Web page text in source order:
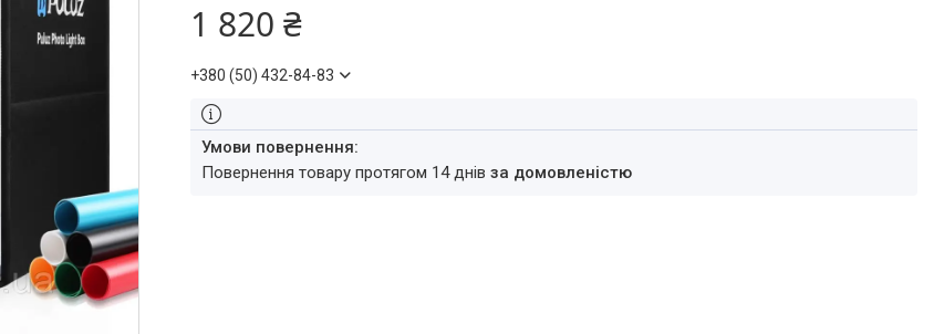
1 820 ₴
+380 (50) 432-84-83
повернення товару протягом 14 днів за домовленістю